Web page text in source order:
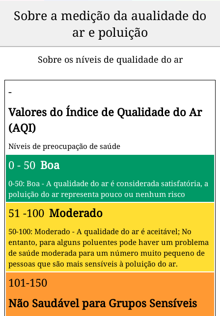
Sobre a medição da aualidade do
ar e poluição
Sobre os níveis de qualidade do ar
-
Valores do Índice de Qualidade do Ar
(AQI)
Níveis de preocupação de saúde
0 - 50 Boa
0-50: Boa - A qualidade do ar é considerada satisfatória, a
poluição do ar representa pouco ou nenhum risco
51 -100 Moderado
50-100: Moderado - A qualidade do ar é aceitável; No
entanto, para alguns poluentes pode haver um problema
de saúde moderada para um número muito pequeno de
pessoas que são mais sensíveis à poluição do ar.
101-150
Não Saudável para Grupos Sensíveis